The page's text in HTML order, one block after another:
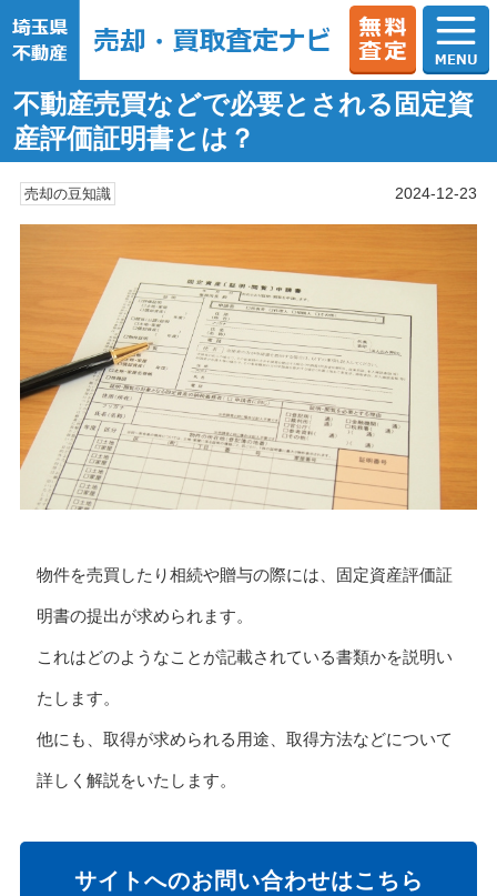
不動産売買などで必要とされる固定資
産評価証明書とは？
売却の豆知識 2024-12-23
物件を売買したり相続や贈与の際には、固定資産評価証
明書の提出が求められます。
これはどのようなことが記載されている書類かを説明い
たします。
他にも、取得が求められる用途、取得方法などについて
詳しく解説をいたします。
サイトへのお問い合わせはこちら